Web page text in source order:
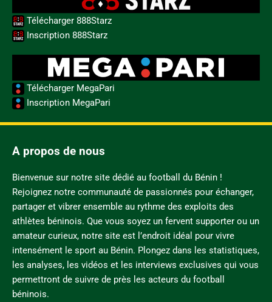
Télécharger 888Starz
Inscription 888Starz
Télécharger MegaPari
Inscription MegaPari
A propos de nous
Bienvenue sur notre site dédié au football du Bénin !
Rejoignez notre communauté de passionnés pour échanger,
partager et vibrer ensemble au rythme des exploits des
athlètes béninois. Que vous soyez un fervent supporter ou un
amateur curieux, notre site est l’endroit idéal pour vivre
intensément le sport au Bénin. Plongez dans les statistiques,
les analyses, les vidéos et les interviews exclusives qui vous
permettront de suivre de près les acteurs du football
béninois.